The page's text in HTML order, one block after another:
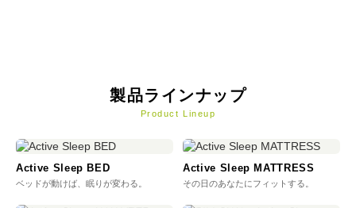
製品ラインナップ
Product Lineup
Active Sleep BED
ベッドが動けば、眠りが変わる。
Active Sleep MATTRESS
その日のあなたにフィットする。